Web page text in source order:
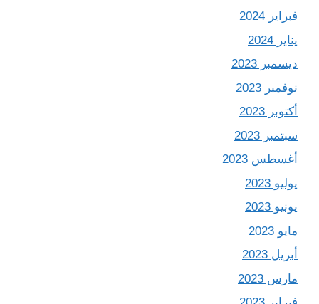
فبراير 2024
يناير 2024
ديسمبر 2023
نوفمبر 2023
أكتوبر 2023
سبتمبر 2023
أغسطس 2023
يوليو 2023
يونيو 2023
مايو 2023
أبريل 2023
مارس 2023